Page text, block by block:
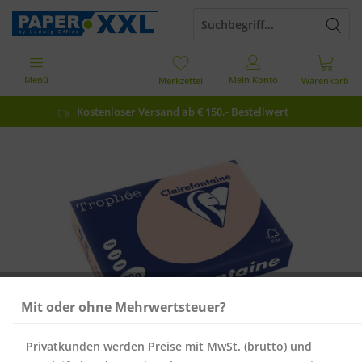
Kostenloser Versand ab € 150,- Bestellwert
Warenkorb
Merkzettel Mein Konto
Menü
Mit oder ohne Mehrwertsteuer?
Privatkunden werden Preise mit MwSt. (brutto) und